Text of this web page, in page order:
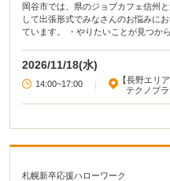
岡谷市では、県のジョブカフェ信州
して出張形式でみなさんのお悩みに
ています。 ・やりたいことが見つからない。 ・自分にぴったりの仕事がわから
2026/11/18(水)
14:00~17:00
【長野エリア
テクノプ
札幌新卒応援ハローワーク